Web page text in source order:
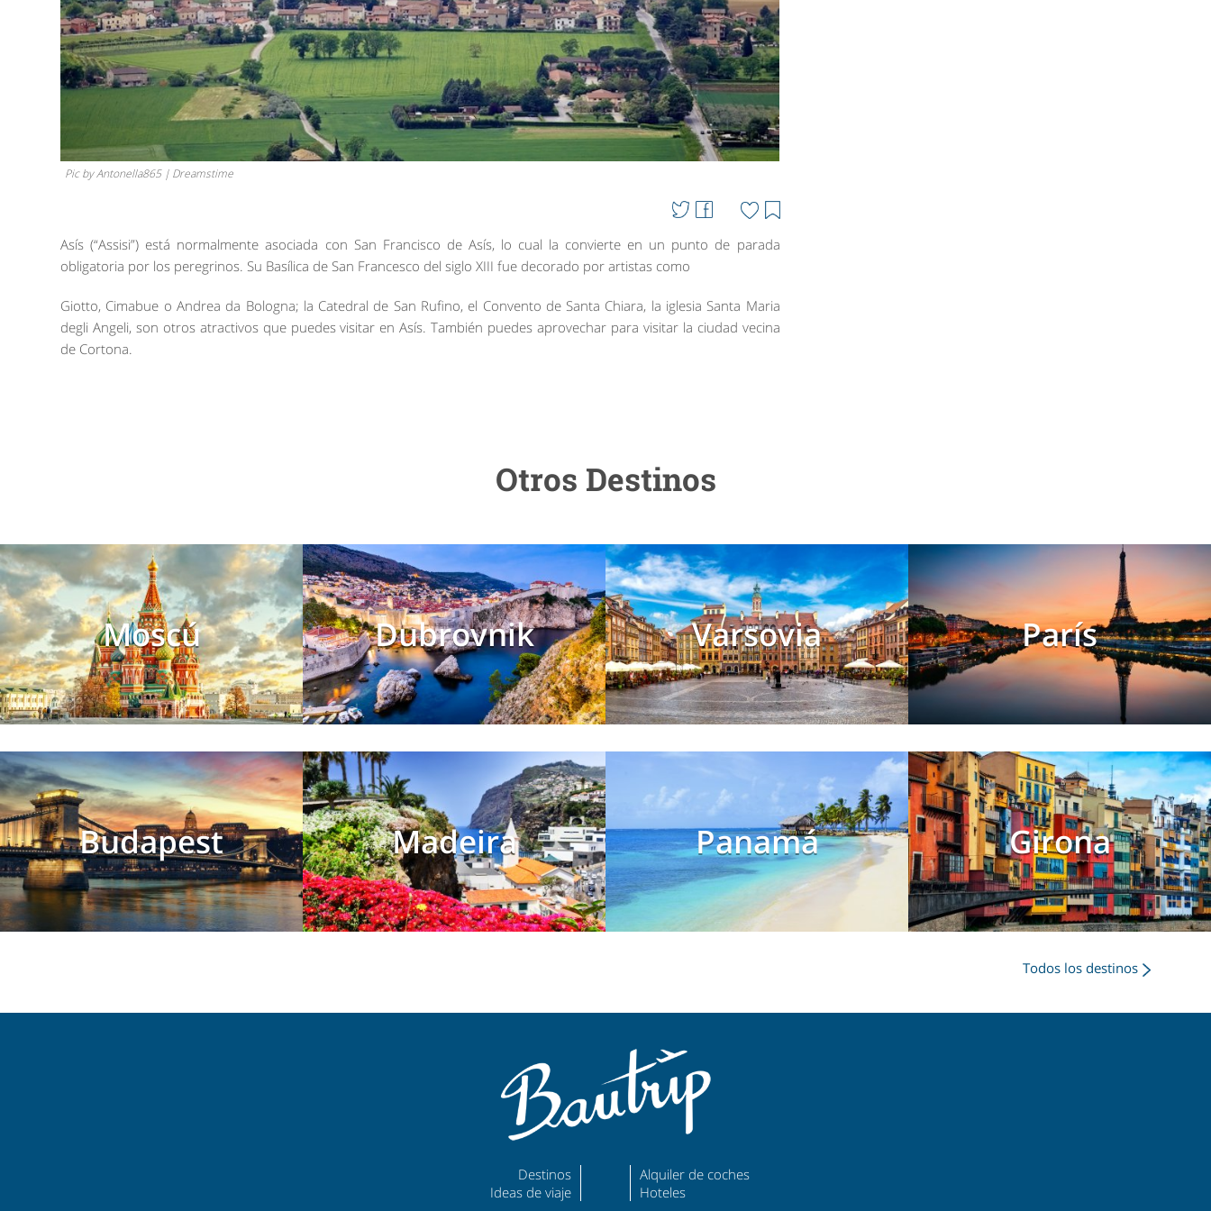
Pic by Antonella865 | Dreamstime
Asís (“Assisi”) está normalmente asociada con San Francisco de Asís, lo cual la convierte en un punto de parada
obligatoria por los peregrinos. Su Basílica de San Francesco del siglo XIII fue decorado por artistas como
Giotto, Cimabue o Andrea da Bologna; la Catedral de San Rufino, el Convento de Santa Chiara, la iglesia Santa Maria
degli Angeli, son otros atractivos que puedes visitar en Asís. También puedes aprovechar para visitar la ciudad vecina
de Cortona.
Otros Destinos
Moscú Dubrovnik Varsovia París
Budapest Madeira Panamá Girona
Todos los destinos
Destinos
Ideas de viaje
Alquiler de coches
Hoteles